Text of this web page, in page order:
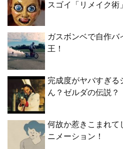
スゴイ「リメイク術」
ガスボンベで自作バ
王！
完成度がヤバすぎる
ん？ゼルダの伝説？
何故か惹きこまれて
ニメーション！